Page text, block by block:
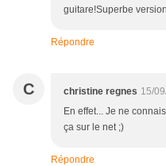
guitare!Superbe
Répondre
C christine regnes 15/
En effet... Je ne
ça sur le net ;)
Répondre